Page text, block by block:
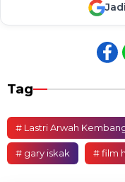
Tag
# Lastri Arwah
# gary iskak # film